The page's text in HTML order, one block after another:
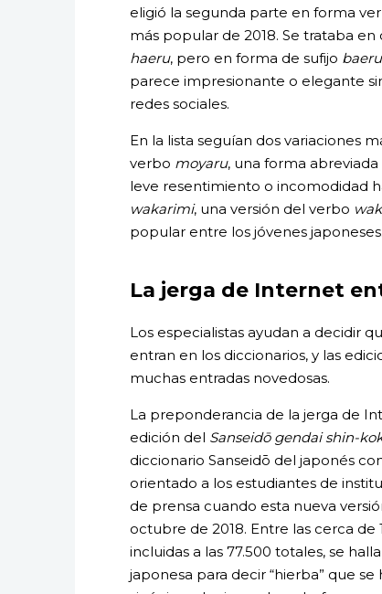
eligió la segunda parte en forma
más popular de 2018. Se trataba
haeru, pero en forma de sufijo baeru
parece impresionante o elegante
redes sociales.
En la lista seguían dos variaciones
verbo moyaru, una forma abreviada
leve resentimiento o incomodidad
wakarimi, una versión del verbo
popular entre los jóvenes japoneses.
La jerga de Internet
Los especialistas ayudan a decidir
entran en los diccionarios, y las
muchas entradas novedosas.
La preponderancia de la jerga de
edición del Sanseidō gendai shin-
diccionario Sanseidō del japonés
orientado a los estudiantes de
de prensa cuando esta nueva
octubre de 2018. Entre las cerca de
incluidas a las 77.500 totales, se
japonesa para decir “hierba” que